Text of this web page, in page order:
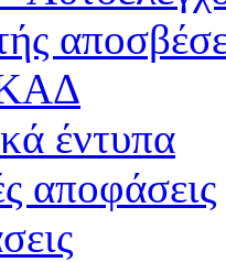
έντυπα
αποφάσεις